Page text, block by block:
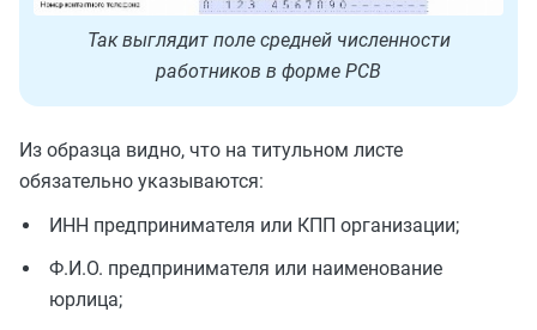
Так выглядит поле средней численности
работников в форме РСВ
Из образца видно, что на титульном листе
обязательно указываются:
ИНН предпринимателя или КПП организации;
Ф.И.О. предпринимателя или наименование
юрлица;